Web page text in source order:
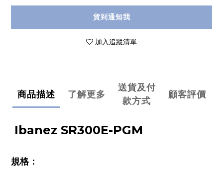
貨到通知我
加入追蹤清單
商品描述 了解更多
送貨及付
款方式
顧客評價
Ibanez SR300E-PGM
規格：